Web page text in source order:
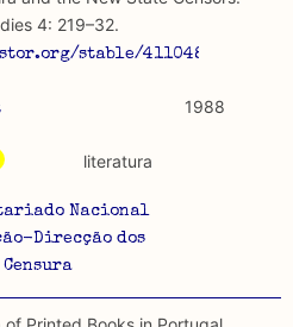
mais relevantes
que aqui se encontram
de expressão. Trata-se de
dado que é
de fala.
: são combinadas ambas
4: 219–32.
stable/41104866.
1988
Nacional
Direcção dos
literatura